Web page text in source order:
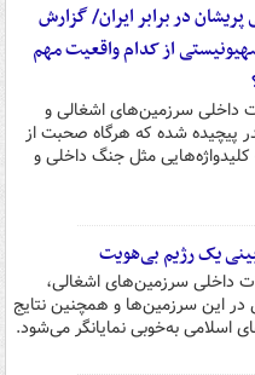
در برابر ایران/ گزارش
از کدام واقعیت مهم
داخلی سرزمین‌های اشغالی و
پیچیده شده که هرگاه صحبت از
مثل جنگ داخلی و
یک رژیم بی‌هویت
داخلی سرزمین‌های اشغالی،
این سرزمین‌ها و همچنین نتایج
به‌خوبی‌ نمایانگر می‌شود.